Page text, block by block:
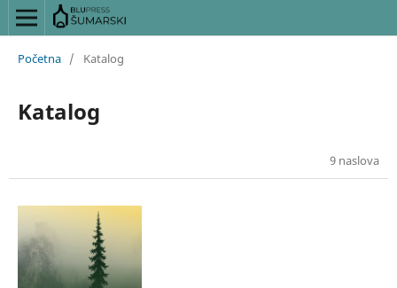
Početna / Katalog
Katalog
9 naslova